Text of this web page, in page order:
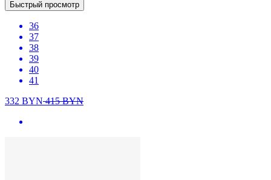
Быстрый просмотр
36
37
38
39
40
41
332 BYN415BYN